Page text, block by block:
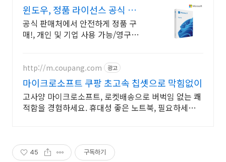
윈도우, 정품 라이선스 공식 사
업자 전용 할인 혜택!
공식 판매처에서 안전하게 정품 구
매!, 개인 및 기업 사용 가능/영구버
http://m.coupang.com 광고
마이크로소프트 쿠팡 초고속 칩셋으로 막힘없이
고사양 마이크로소프트, 로켓배송으로 버벅임 없는 쾌
적함을 경험하세요. 휴대성 좋은 노트북, 필요하세요?
45 구독하기